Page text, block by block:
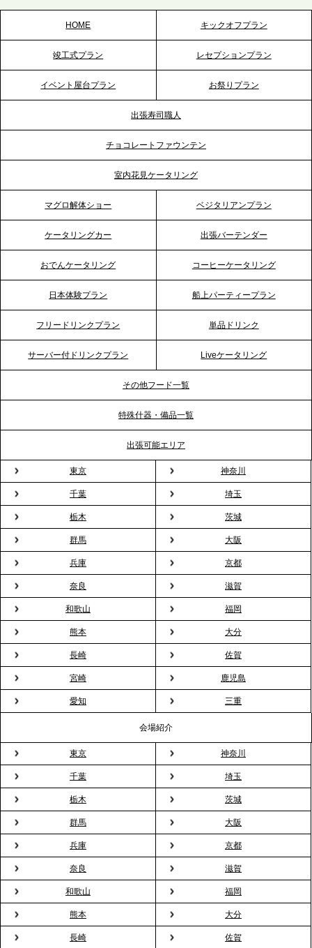
2026.5.20
プレスリリースのご案内｜ケータリングのセカンド
2026.5.12
プレスリリースのご案内｜ケータリングのセカンド
2026.4.21
プレスリリースのご案内｜「温かな食」が会話のス
イッチに。新入社員研修で《食体験としてのケータ
プレスリリースのご案内｜ケータリングのセカンド
テーブル、横浜事務所を新設。神奈川エリアのサー
ビス提供体制を強化し、質の高い「場づくり」をサ
TBS「Nスタ」で、2ndTable「1DISH」の花見オー
ドブルが紹介されました
2026.3.23
プレスリリースのご案内｜入社式の“そのまま懇親
会”が企業で広がる。 新入社員の交流を支える『オフ
ィスケータリング』という新しい活用法
2026.3.20
NHK「ニュースウオッチ9」で、2ndTable「室内花
見」が紹介されました
2026.3.16
プレスリリースのご案内｜2026年、春の親睦は「花
粉レス」な室内花見。福利厚生としても注目され
る、快適で新しいお花見体験
2026.3.5
プレスリリースのご案内｜「室内お花見」の法人利
用が前年比4倍に急増。オフィスに桜が届く福利厚生
の新定番
2026.2.13
プレスリリースのご案内｜オフィスが「１日限定の
バー」に！福利厚生・社内交流を格上げする《出張
バーテンダー》サービスを開始
2026.1.26
HOME キックオフプラン
竣工式プラン レセプションプラン
イベント屋台プラン お祭りプラン
出張寿司職人
チョコレートファウンテン
室内花見ケータリング
マグロ解体ショー ベジタリアンプラン
ケータリングカー 出張バーテンダー
おでんケータリング コーヒーケータリング
日本体験プラン 船上パーティープラン
フリードリンクプラン 単品ドリンク
サーバー付ドリンクプラン Liveケータリング
その他フード一覧
特殊什器・備品一覧
出張可能エリア
東京 神奈川
千葉 埼玉
栃木 茨城
群馬 大阪
兵庫 京都
奈良 滋賀
和歌山 福岡
熊本 大分
長崎 佐賀
宮崎 鹿児島
愛知 三重
会場紹介
東京 神奈川
千葉 埼玉
栃木 茨城
群馬 大阪
兵庫 京都
奈良 滋賀
和歌山 福岡
熊本 大分
長崎 佐賀